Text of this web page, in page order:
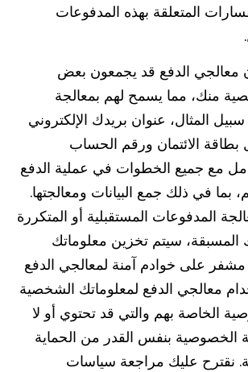
المتعلقة بهذه المدفوعات
معالجي الدفع قد يجمعون بعض
منك، مما يسمح لهم بمعالجة
المثال، عنوان بريدك الإلكتروني
بطاقة الائتمان ورقم الحساب
مع جميع الخطوات في عملية الدفع
بما في ذلك جمع البيانات ومعالجتها.
المدفوعات المستقبلية أو المتكررة
المسبقة، سيتم تخزين معلوماتك
على خوادم آمنة لمعالجي الدفع
معالجي الدفع لمعلوماتك الشخصية
الخاصة بهم والتي قد تحتوي أو لا
الخصوصية بنفس القدر من الحماية
نقترح عليك مراجعة سياسات